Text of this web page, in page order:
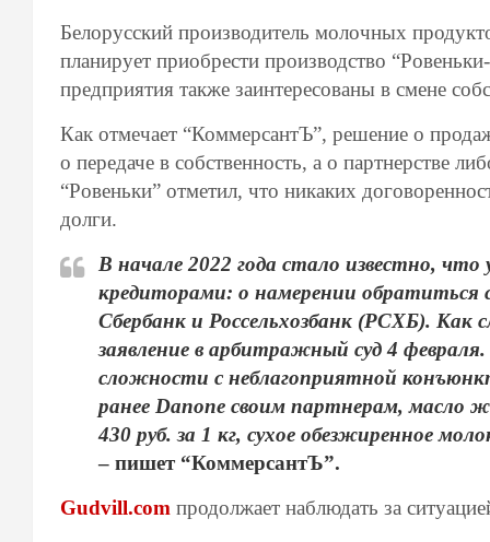
Белорусский производитель молочных
планирует приобрести производство
предприятия также заинтересованы в смене
Как отмечает “КоммерсантЪ”, решение о
о передаче в собственность, а о партнерстве
“Ровеньки” отметил, что никаких
долги.
В начале 2022 года стало известно,
кредиторами: о намерении обратиться
Сбербанк и Россельхозбанк (РСХБ).
заявление в арбитражный суд 4 февраля.
сложности с неблагоприятной
ранее Danone своим партнерам, масло
430 руб. за 1 кг, сухое обезжиренное
– пишет “КоммерсантЪ”.
Gudvill.com продолжает наблюдать за